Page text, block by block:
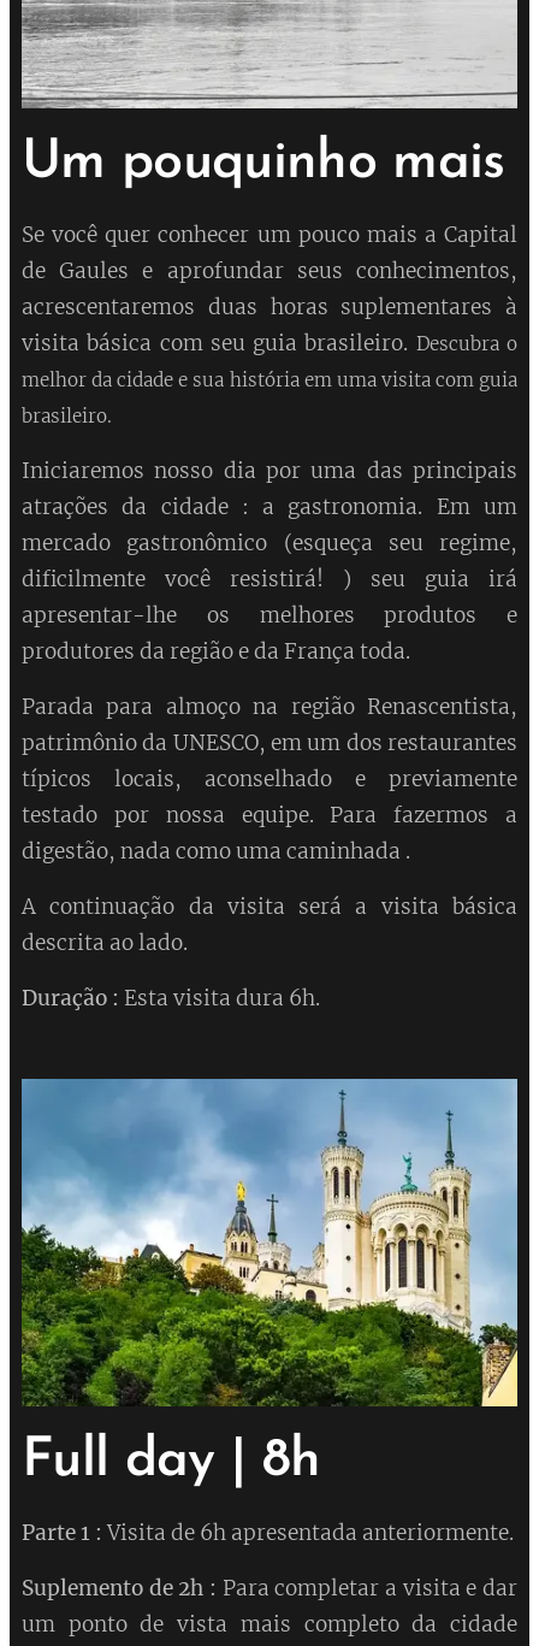
Um pouquinho mais
Se você quer conhecer um pouco mais a Capital
de Gaules e aprofundar seus conhecimentos,
acrescentaremos duas horas suplementares à
visita básica com seu guia brasileiro. Descubra o
melhor da cidade e sua história em uma visita com guia
brasileiro.
Iniciaremos nosso dia por uma das principais
atrações da cidade : a gastronomia. Em um
mercado gastronômico (esqueça seu regime,
dificilmente você resistirá! ) seu guia irá
apresentar-lhe os melhores produtos e
produtores da região e da França toda.
Parada para almoço na região Renascentista,
patrimônio da UNESCO, em um dos restaurantes
típicos locais, aconselhado e previamente
testado por nossa equipe. Para fazermos a
digestão, nada como uma caminhada .
A continuação da visita será a visita básica
descrita ao lado.
Duração : Esta visita dura 6h.
Full day | 8h
Parte 1 :Visita de 6h apresentada anteriormente.
Suplemento de 2h : Para completar a visita e dar
um ponto de vista mais completo da cidade